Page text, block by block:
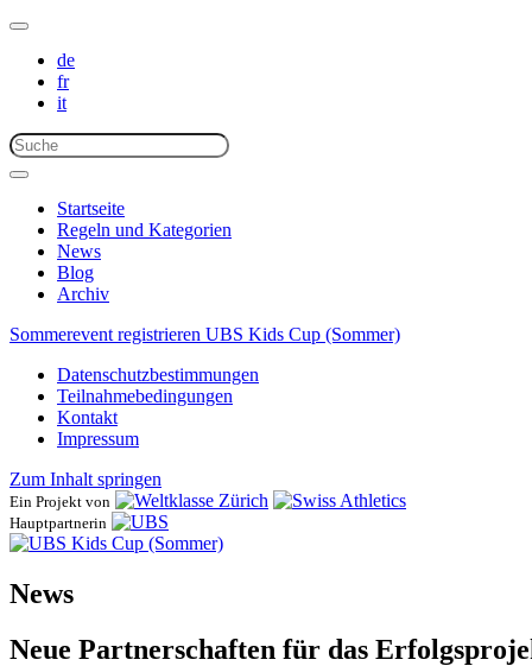
de
fr
it
Startseite
Regeln und Kategorien
News
Blog
Archiv
Sommerevent registrieren UBS Kids Cup (Sommer)
Datenschutzbestimmungen
Teilnahmebedingungen
Kontakt
Impressum
Zum Inhalt springen
Ein Projekt von
Hauptpartnerin
News
Neue Partnerschaften für das